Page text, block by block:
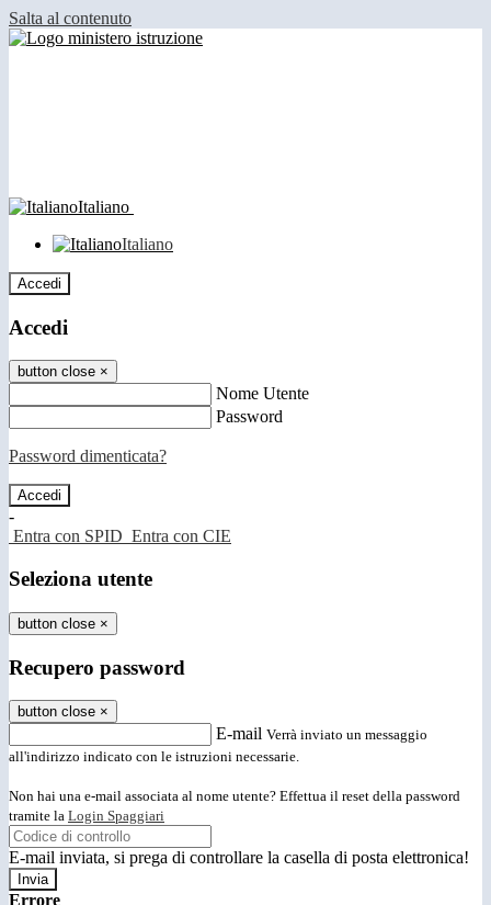
Salta al contenuto
Italiano
Italiano
Accedi
Accedi
button close ×
Nome Utente
Password
Password dimenticata?
-
Entra con SPID Entra con CIE
Seleziona utente
button close ×
Recupero password
button close ×
E-mail Verrà inviato un messaggio
all'indirizzo indicato con le istruzioni necessarie.
Non hai una e-mail associata al nome utente? Effettua il reset della password
tramite la Login Spaggiari
E-mail inviata, si prega di controllare la casella di posta elettronica!
Errore